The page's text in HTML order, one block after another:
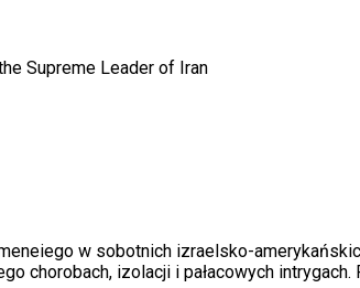
Supreme Leader of Iran
w sobotnich izraelsko-
chorobach, izolacji i pałacowych